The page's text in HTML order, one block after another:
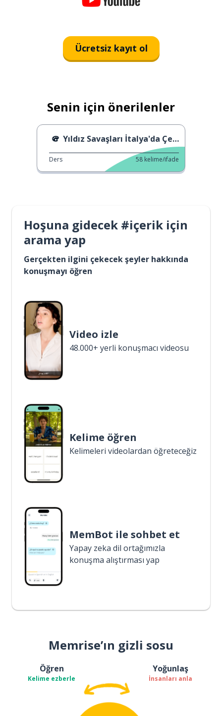
Ücretsiz kayıt ol
Senin için önerilenler
Yıldız Savaşları İtalya'da Çekim Yapıyor
Ders 58 kelime/ifade
Hoşuna gidecek #içerik için
arama yap
Gerçekten ilgini çekecek şeyler hakkında
konuşmayı öğren
Video izle
48.000+ yerli konuşmacı videosu
Kelime öğren
Kelimeleri videolardan öğreteceğiz
MemBot ile sohbet et
Yapay zeka dil ortağımızla
konuşma alıştırması yap
Memrise’ın gizli sosu
Öğren
Kelime ezberle
Yoğunlaş
İnsanları anla